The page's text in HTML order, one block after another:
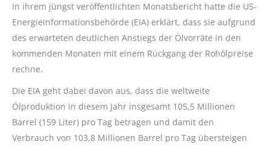
In ihrem jüngst veröffentlichten Monatsbericht hatte die US-
Energieinformationsbehörde (EIA) erklärt, dass sie aufgrund
des erwarteten deutlichen Anstiegs der Ölvorräte in den
kommenden Monaten mit einem Rückgang der Rohölpreise
rechne.
Die EIA geht dabei davon aus, dass die weltweite
Ölproduktion in diesem Jahr insgesamt 105,5 Millionen
Barrel (159 Liter) pro Tag betragen und damit den
Verbrauch von 103,8 Millionen Barrel pro Tag übersteigen